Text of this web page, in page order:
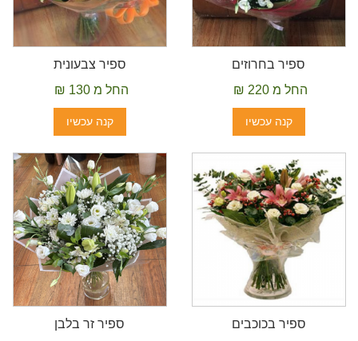
ספיר בחרוזים
החל מ 220 ₪
קנה עכשיו
ספיר צבעונית
החל מ 130 ₪
קנה עכשיו
ספיר בכוכבים
ספיר זר בלבן